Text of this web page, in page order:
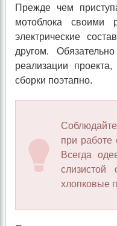
Прежде чем
мотоблока своими
электрические
другом.
реализации
сборки поэтапно.
при работе
Всегда
слизистой
хлопковые